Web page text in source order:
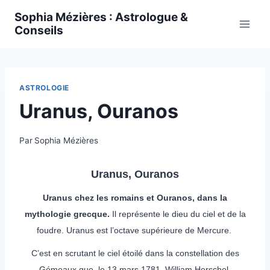
Sophia Mézières : Astrologue &
Conseils
ASTROLOGIE
Uranus, Ouranos
Par Sophia Mézières
Uranus, Ouranos
Uranus chez les romains et Ouranos, dans la
mythologie grecque. Il représente le dieu du ciel et de la
foudre. Uranus est l’octave supérieure de Mercure.
C’est en scrutant le ciel étoilé dans la constellation des